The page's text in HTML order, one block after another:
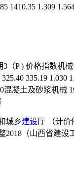
1410.35 1.309
（P ) 价格指数机
335.19
混凝土及砂浆机械
城乡建设厅 （计价
2018（山西省建